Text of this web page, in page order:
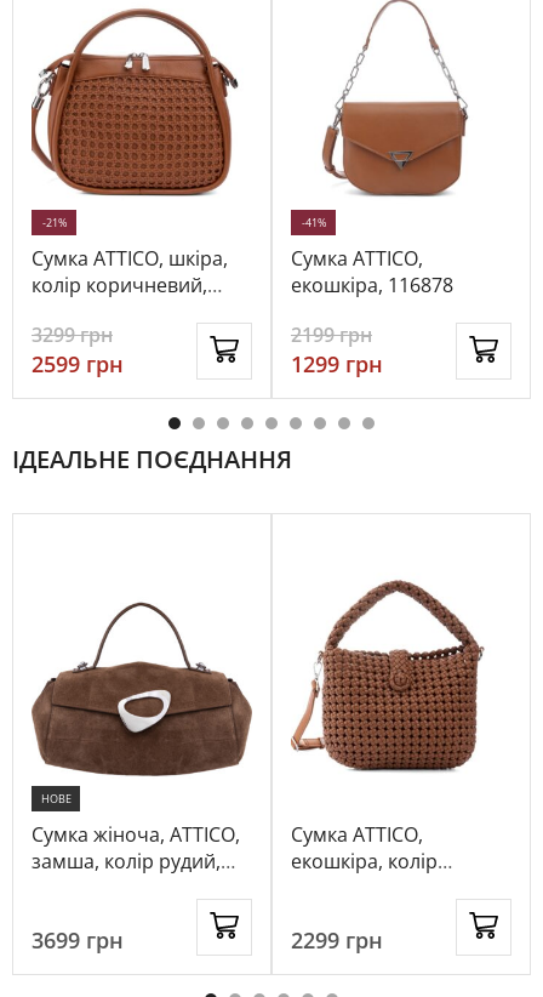
Сумка ATTICO, шкіра,
колір коричневий,
-21%
3299грн
2599 грн
Сумка ATTICO,
екошкіра, 116878
-41%
2199грн
1299 грн
ІДЕАЛЬНЕ ПОЄДНАННЯ
НОВЕ
Сумка жіноча, ATTICO,
замша, колір рудий,
3699 грн
Сумка ATTICO,
екошкіра, колір
2299 грн